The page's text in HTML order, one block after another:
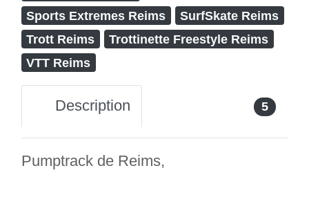
Sports Extremes Reims
SurfSkate Reims
Trott Reims
Trottinette Freestyle Reims
VTT Reims
Description 5
Pumptrack de Reims,